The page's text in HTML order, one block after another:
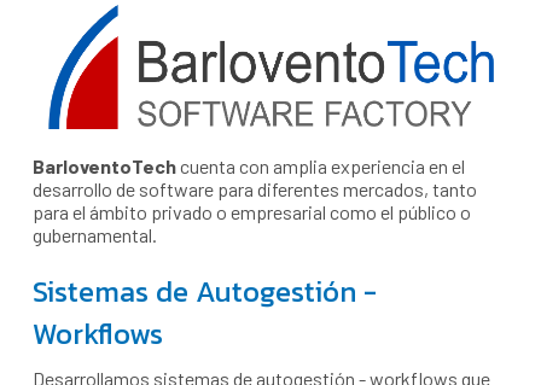
BarloventoTechcuenta con amplia experiencia en el
desarrollo de software para diferentes mercados, tanto
para el ámbito privado o empresarial como el público o
gubernamental.
Sistemas de Autogestión -
Workflows
Desarrollamos sistemas de autogestión - workflows que